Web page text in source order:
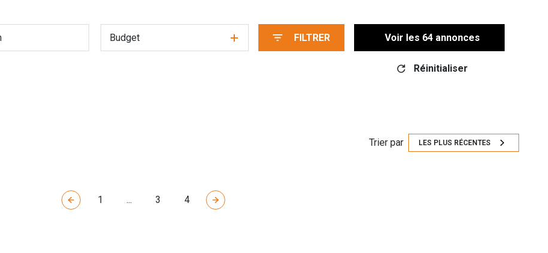
Budget FILTRER Voir les 64 annonces
Réinitialiser
Trier par LES PLUS RÉCENTES
1 ... 3 4